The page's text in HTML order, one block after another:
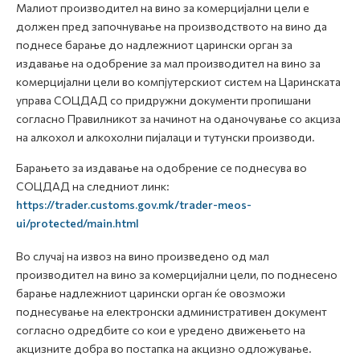
Е-Весник
Малиот производител на вино за комерцијални цели е
должен пред започнување на производството на вино да
поднесе барање до надлежниот царински орган за
издавање на одобрение за мал производител на вино за
комерцијални цели во компјутерскиот систем на Царинската
управа СОЦДАД со придружни документи пропишани
согласно Правилникот за начинот на оданочување со акциза
на алкохол и алкохолни пијалаци и тутунски производи.
Барањето за издавање на одобрение се поднесува во
СОЦДАД на следниот линк:
https://trader.customs.gov.mk/trader-meos-
ui/protected/main.html
Во случај на извоз на вино произведено од мал
производител на вино за комерцијални цели, по поднесено
барање надлежниот царински орган ќе овозможи
поднесување на електронски административен документ
согласно одредбите со кои е уредено движењето на
акцизните добра во постапка на акцизно одложување.